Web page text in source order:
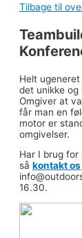
Tilbage til
Helt
det unikke og
Omgiver at
får man en
motor er
omgivelser.
Har I brug for
så kontakt os
16.30.